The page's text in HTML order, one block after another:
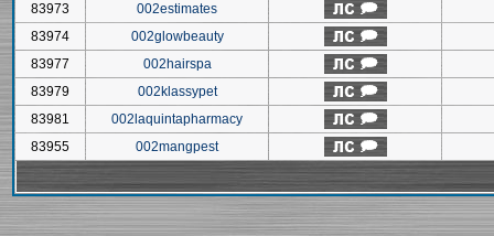
83973
002estimates
83974
002glowbeauty
83977
002hairspa
83979
002klassypet
83981
002laquintapharmacy
83955
002mangpest